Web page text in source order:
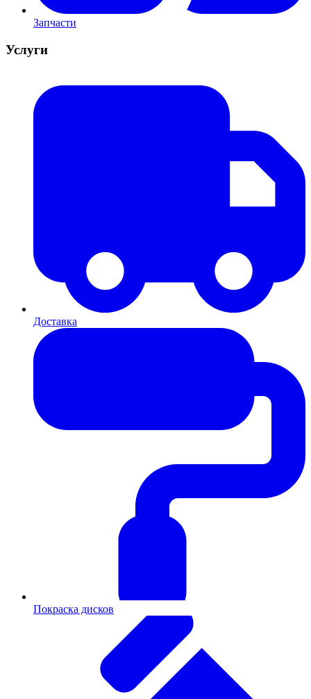
Запчасти
Услуги
Доставка
Покраска дисков